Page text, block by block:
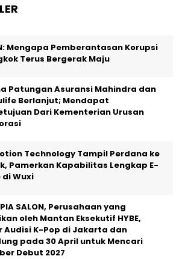
Mengapa Pemberantasan Korupsi
Terus Bergerak Maju
Patungan Asuransi Mahindra dan
Berlanjut; Mendapat
Dari Kementerian Urusan
Technology Tampil Perdana ke
Pamerkan Kapabilitas Lengkap E-
di Wuxi
SALON, Perusahaan yang
oleh Mantan Eksekutif HYBE,
Audisi K-Pop di Jakarta dan
pada 30 April untuk Mencari
Debut 2027